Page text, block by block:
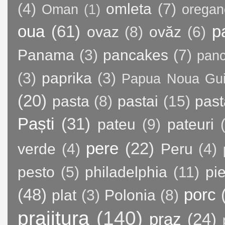
(4) Oman (1) omleta (7)
oua (61) ovaz (8) ovăz (6)
Panama (3) pancakes (7)
(3) paprika (3) Papua Noua
(20) pasta (8) pastai (15)
Paști (31) pateu (9) pateuri
verde (4) pere (22) Peru (4)
pesto (5) philadelphia (11)
(48) plat (3) Polonia (8) porc
prajitura (140) praz (24)